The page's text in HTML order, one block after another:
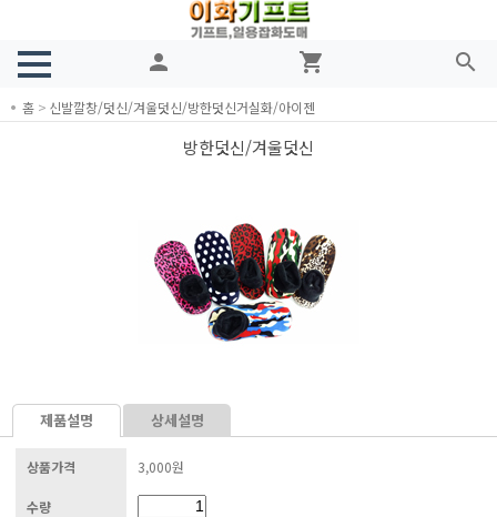
person shopping_cart search
홈 > 신발깔창/덧신/겨울덧신/방한덧신거실화/아이젠
방한덧신/겨울덧신
제품설명 상세설명
상품가격 3,000원
수량